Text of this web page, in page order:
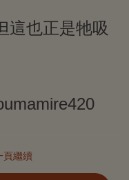
這也正是牠吸
頁繼續